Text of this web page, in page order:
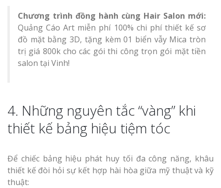
Chương trình đồng hành cùng Hair Salon mới:
Quảng Cáo Art miễn phí 100% chi phí thiết kế sơ
đồ mặt bằng 3D, tặng kèm 01 biển vẫy Mica tròn
trị giá 800k cho các gói thi công trọn gói mặt tiền
salon tại Vinh!
4. Những nguyên tắc “vàng” khi
thiết kế bảng hiệu tiệm tóc
Để chiếc bảng hiệu phát huy tối đa công năng, khâu
thiết kế đòi hỏi sự kết hợp hài hòa giữa mỹ thuật và kỹ
thuật: